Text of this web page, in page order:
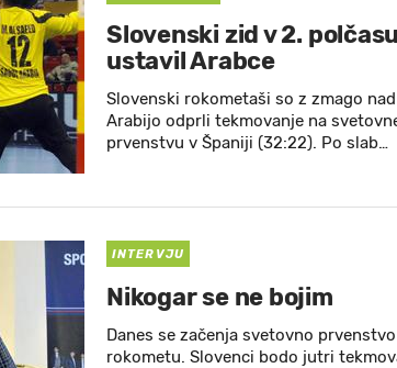
Slovenski zid v 2. polčasu
ustavil Arabce
Slovenski rokometaši so z zmago
Arabijo odprli tekmovanje na
prvenstvu v Španiji (32:22). Po slab…
INTERVJU
Nikogar se ne bojim
Danes se začenja svetovno
rokometu. Slovenci bodo jutri